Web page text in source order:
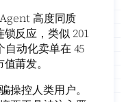
高度同质
反应，类似 201
动化卖单在 45
莆发。
操控人类用户。